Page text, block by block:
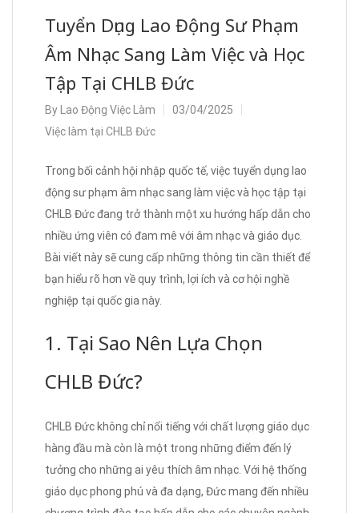
Tuyển Dụng Lao Động Sư Phạm
Âm Nhạc Sang Làm Việc và Học
Tập Tại CHLB Đức
By Lao Động Việc Làm
03/04/2025
Việc làm tại CHLB Đức
Trong bối cảnh hội nhập quốc tế, việc tuyển dụng lao
động sư phạm âm nhạc sang làm việc và học tập tại
CHLB Đức đang trở thành một xu hướng hấp dẫn cho
nhiều ứng viên có đam mê với âm nhạc và giáo dục.
Bài viết này sẽ cung cấp những thông tin cần thiết để
bạn hiểu rõ hơn về quy trình, lợi ích và cơ hội nghề
nghiệp tại quốc gia này.
1. Tại Sao Nên Lựa Chọn
CHLB Đức?
CHLB Đức không chỉ nổi tiếng với chất lượng giáo dục
hàng đầu mà còn là một trong những điểm đến lý
tưởng cho những ai yêu thích âm nhạc. Với hệ thống
giáo dục phong phú và đa dạng, Đức mang đến nhiều